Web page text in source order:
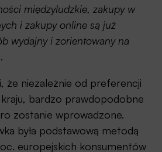
międzyludzkie, zakupy w
i zakupy online są już
wydajny i zorientowany na
że niezależnie od preferencji
kraju, bardzo prawdopodobne
zostanie wprowadzone.
była podstawową metodą
europejskich konsumentów